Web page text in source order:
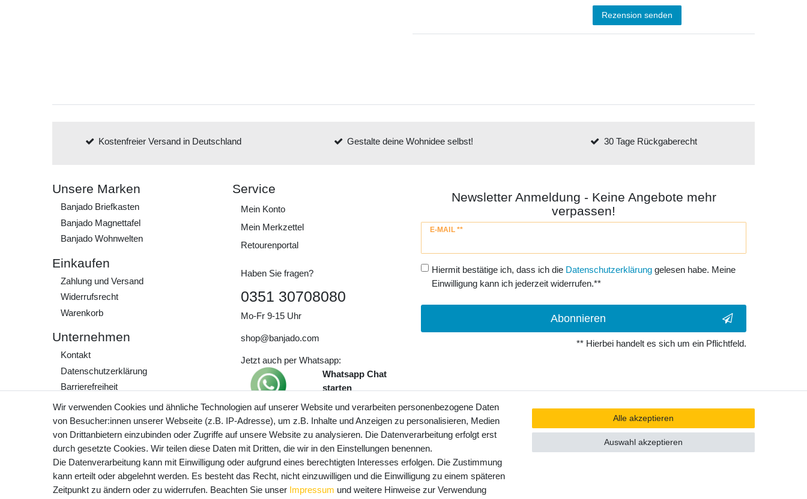
Rezension senden
Kostenfreier Versand in Deutschland Gestalte deine Wohnidee selbst! 30 Tage Rückgaberecht
Unsere Marken
Banjado Briefkasten
Banjado Magnettafel
Banjado Wohnwelten
Einkaufen
Zahlung und Versand
Widerrufs­recht
Warenkorb
Unternehmen
Kontakt
Daten­schutz­erklärung
Barrierefreiheit
AGB
Impressum
Werde Teil unserer
Community
Service
Mein Konto
Mein Merkzettel
Retourenportal
Haben Sie fragen?
0351 30708080
Mo-Fr 9-15 Uhr
shop@banjado.com
Jetzt auch per Whatsapp:
Whatsapp Chat
starten
Preisangaben inkl. gesetzl. MwSt. und
zzgl. Service- und Versandkosten
Newsletter Anmeldung - Keine Angebote mehr
verpassen!
E-MAIL **
Newsletter
Hiermit bestätige ich, dass ich die Daten­schutz­erklärunggelesen habe. Meine
Einwilligung kann ich jederzeit widerrufen.**
Abonnieren
** Hierbei handelt es sich um ein Pflichtfeld.
Wir verwenden Cookies und ähnliche Technologien auf unserer Website und verarbeiten personenbezogene Daten
von Besucher:innen unserer Webseite (z.B. IP-Adresse), um z.B. Inhalte und Anzeigen zu personalisieren, Medien
von Drittanbietern einzubinden oder Zugriffe auf unsere Website zu analysieren. Die Datenverarbeitung erfolgt erst
durch gesetzte Cookies. Wir teilen diese Daten mit Dritten, die wir in den Einstellungen benennen.
Die Datenverarbeitung kann mit Einwilligung oder aufgrund eines berechtigten Interesses erfolgen. Die Zustimmung
kann erteilt oder abgelehnt werden. Es besteht das Recht, nicht einzuwilligen und die Einwilligung zu einem späteren
Zeitpunkt zu ändern oder zu widerrufen. Beachten Sie unser Impressum und weitere Hinweise zur Verwendung
Alle akzeptieren
Auswahl akzeptieren